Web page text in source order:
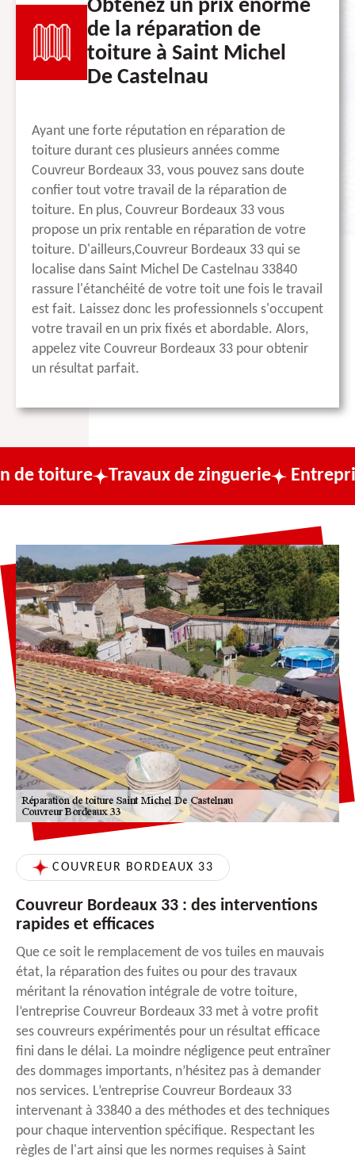
Obtenez un prix énorme
de la réparation de
toiture à Saint Michel
De Castelnau
Ayant une forte réputation en réparation de
toiture durant ces plusieurs années comme
Couvreur Bordeaux 33, vous pouvez sans doute
confier tout votre travail de la réparation de
toiture. En plus, Couvreur Bordeaux 33 vous
propose un prix rentable en réparation de votre
toiture. D'ailleurs,Couvreur Bordeaux 33 qui se
localise dans Saint Michel De Castelnau 33840
rassure l'étanchéité de votre toit une fois le travail
est fait. Laissez donc les professionnels s'occupent
votre travail en un prix fixés et abordable. Alors,
appelez vite Couvreur Bordeaux 33 pour obtenir
un résultat parfait.
Travaux de zinguerie Entreprise de
COUVREUR BORDEAUX 33
Couvreur Bordeaux 33 : des interventions
rapides et efficaces
Que ce soit le remplacement de vos tuiles en mauvais
état, la réparation des fuites ou pour des travaux
méritant la rénovation intégrale de votre toiture,
l’entreprise Couvreur Bordeaux 33 met à votre profit
ses couvreurs expérimentés pour un résultat efficace
fini dans le délai. La moindre négligence peut entraîner
des dommages importants, n’hésitez pas à demander
nos services. L’entreprise Couvreur Bordeaux 33
intervenant à 33840 a des méthodes et des techniques
pour chaque intervention spécifique. Respectant les
règles de l'art ainsi que les normes requises à Saint